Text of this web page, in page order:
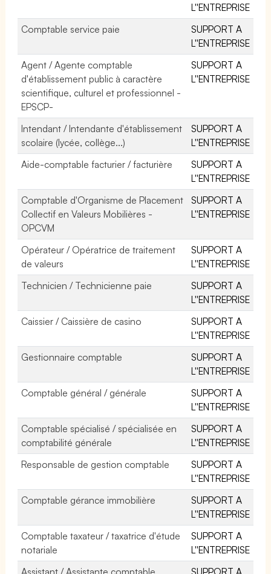
L''ENTREPRISE
Comptable service paie
SUPPORT A
L''ENTREPRISE
Agent / Agente comptable
d'établissement public à caractère
scientifique, culturel et professionnel -
EPSCP-
SUPPORT A
L''ENTREPRISE
Intendant / Intendante d'établissement
scolaire (lycée, collège...)
SUPPORT A
L''ENTREPRISE
Aide-comptable facturier / facturière
SUPPORT A
L''ENTREPRISE
Comptable d'Organisme de Placement
Collectif en Valeurs Mobilières -
OPCVM
SUPPORT A
L''ENTREPRISE
Opérateur / Opératrice de traitement
de valeurs
SUPPORT A
L''ENTREPRISE
Technicien / Technicienne paie
SUPPORT A
L''ENTREPRISE
Caissier / Caissière de casino
SUPPORT A
L''ENTREPRISE
Gestionnaire comptable
SUPPORT A
L''ENTREPRISE
Comptable général / générale
SUPPORT A
L''ENTREPRISE
Comptable spécialisé / spécialisée en
comptabilité générale
SUPPORT A
L''ENTREPRISE
Responsable de gestion comptable
SUPPORT A
L''ENTREPRISE
Comptable gérance immobilière
SUPPORT A
L''ENTREPRISE
Comptable taxateur / taxatrice d'étude
notariale
SUPPORT A
L''ENTREPRISE
Assistant / Assistante comptable
SUPPORT A